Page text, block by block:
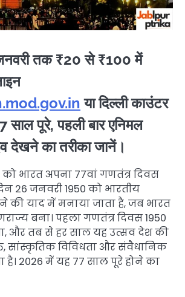
तक ₹20 से ₹100 में
या दिल्ली काउंटर
पूरे, पहली बार एनिमल
देखने का तरीका जानें।
भारत अपना 77वां गणतंत्र दिवस
26 जनवरी 1950 को भारतीय
की याद में मनाया जाता है, जब भारत
बना। पहला गणतंत्र दिवस 1950
और तब से हर साल यह उत्सव देश की
सांस्कृतिक विविधता और संवैधानिक
है। 2026 में यह 77 साल पूरे होने का